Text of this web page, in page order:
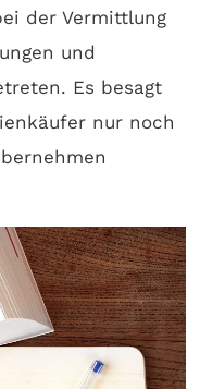
der Vermittlung
und
Es besagt
nur noch